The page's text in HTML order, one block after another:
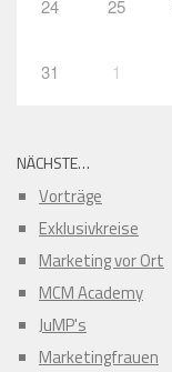
24 25
31 1
NÄCHSTE…
Vorträge
Exklusivkreise
Marketing vor Ort
MCM Academy
JuMP's
Marketingfrauen